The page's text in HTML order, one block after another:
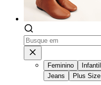
Feminino Infantil
Jeans
Plus Size